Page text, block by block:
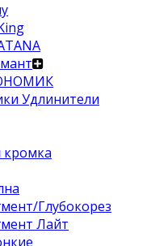
Удлинители
кромка
Глубокорез
Лайт